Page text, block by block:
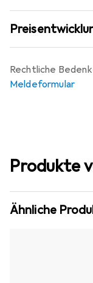
Rechtliche
Meldeformular
Produkte
Ähnliche